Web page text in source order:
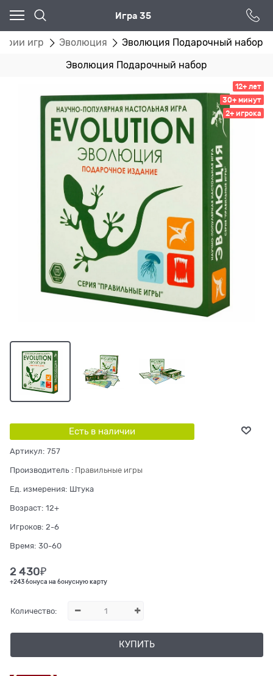
Игра 35
игр Эволюция Эволюция Подарочный набор
Эволюция Подарочный набор
12+ лет
30+ минут
2+ игрока
Есть в наличии
Артикул: 757
Производитель : Правильные игры
Ед. измерения: Штука
Возраст: 12+
Игроков: 2-6
Время: 30-60
2 430₽
+243 бонуса на бонусную карту
Количество:
КУПИТЬ